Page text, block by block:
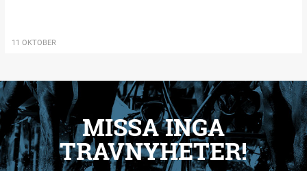
11 OKTOBER
MISSA INGA
TRAVNYHETER!